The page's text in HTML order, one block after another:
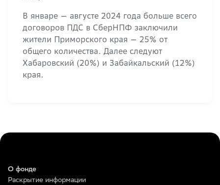
В январе — августе 2024 года больше всего
договоров ПДС в СберНПФ заключили
жители Приморского края — 25% от
общего количества. Далее следуют
Хабаровский (20%) и Забайкальский (12%)
края.
О фонде
Раскрытие информации